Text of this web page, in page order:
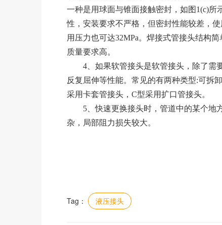
一种是用球面与锥面接触密封，如图1(c)所
性，安装要求不严格，但密封性能较差，
用压力也可达32MPa。焊接式管接头结构
质量要求高。
4、如果软管接头是软管接头，除了需
反复屈伸等性能。常见的有两种类型:可拆
采用卡套管接头，C型采用扩口管接头。
5、快速更换接头时，管道中的某个地
杂，局部阻力损失较大。
Tag： 液压接头